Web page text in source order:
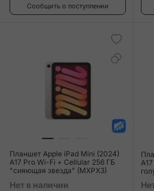
Сообщить о поступлении
Планшет Apple iPad Mini (2024)
A17 Pro Wi-Fi + Cellular 256 ГБ
"сияющая звезда" (MXPX3)
Нет в наличии
A17